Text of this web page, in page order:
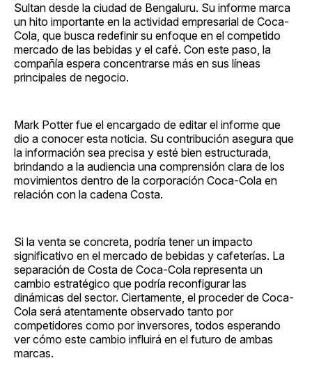
Sultan desde la ciudad de Bengaluru. Su informe marca
un hito importante en la actividad empresarial de Coca-
Cola, que busca redefinir su enfoque en el competido
mercado de las bebidas y el café. Con este paso, la
compañía espera concentrarse más en sus líneas
principales de negocio.
Mark Potter fue el encargado de editar el informe que
dio a conocer esta noticia. Su contribución asegura que
la información sea precisa y esté bien estructurada,
brindando a la audiencia una comprensión clara de los
movimientos dentro de la corporación Coca-Cola en
relación con la cadena Costa.
Si la venta se concreta, podría tener un impacto
significativo en el mercado de bebidas y cafeterías. La
separación de Costa de Coca-Cola representa un
cambio estratégico que podría reconfigurar las
dinámicas del sector. Ciertamente, el proceder de Coca-
Cola será atentamente observado tanto por
competidores como por inversores, todos esperando
ver cómo este cambio influirá en el futuro de ambas
marcas.